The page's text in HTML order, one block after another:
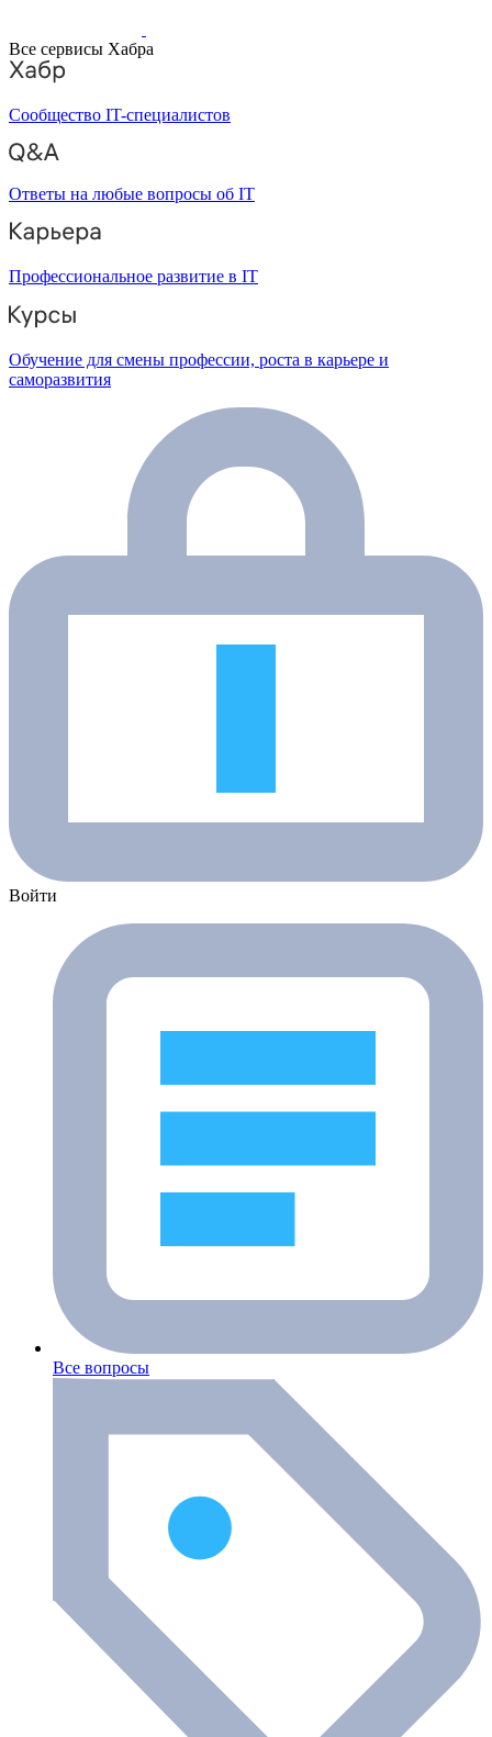
Все сервисы Хабра
Сообщество IT-специалистов
Ответы на любые вопросы об IT
Профессиональное развитие в IT
Обучение для смены профессии, роста в карьере и
саморазвития
Войти
Все вопросы